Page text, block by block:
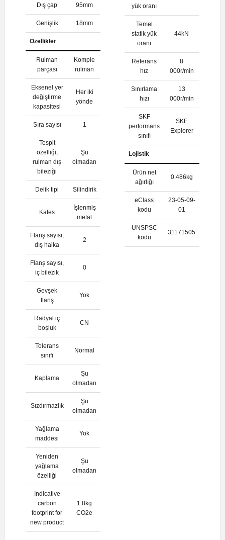
Dış çap 95mm
Genişlik 18mm
Özellikler
Rulman
parçası
Komple
rulman
Eksenel yer
değiştirme
kapasitesi
Her iki
yönde
Sıra sayısı 1
Tespit
özelliği,
rulman dış
bileziği
Şu
olmadan
Delik tipi Silindirik
Kafes
İşlenmiş
metal
Flanş sayısı,
dış halka
2
Flanş sayısı,
iç bilezik
0
Gevşek
flanş
Yok
Radyal iç
boşluk
CN
Tolerans
sınıfı
Normal
Kaplama
Şu
olmadan
Sızdırmazlık
Şu
olmadan
Yağlama
maddesi
Yok
Yeniden
yağlama
özelliği
Şu
olmadan
Indicative
carbon
footprint for
new product
1.8kg
CO2e
yük oranı
Temel
statik yük
oranı
44kN
Referans
hız
8
000r/min
Sınırlama
hızı
13
000r/min
SKF
performans
sınıfı
SKF
Explorer
Lojistik
Ürün net
ağırlığı
0.486kg
eClass
kodu
23-05-09-
01
UNSPSC
kodu
31171505